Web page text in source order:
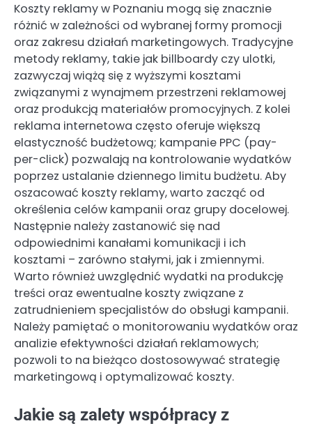
Koszty reklamy w Poznaniu mogą się znacznie
różnić w zależności od wybranej formy promocji
oraz zakresu działań marketingowych. Tradycyjne
metody reklamy, takie jak billboardy czy ulotki,
zazwyczaj wiążą się z wyższymi kosztami
związanymi z wynajmem przestrzeni reklamowej
oraz produkcją materiałów promocyjnych. Z kolei
reklama internetowa często oferuje większą
elastyczność budżetową; kampanie PPC (pay-
per-click) pozwalają na kontrolowanie wydatków
poprzez ustalanie dziennego limitu budżetu. Aby
oszacować koszty reklamy, warto zacząć od
określenia celów kampanii oraz grupy docelowej.
Następnie należy zastanowić się nad
odpowiednimi kanałami komunikacji i ich
kosztami – zarówno stałymi, jak i zmiennymi.
Warto również uwzględnić wydatki na produkcję
treści oraz ewentualne koszty związane z
zatrudnieniem specjalistów do obsługi kampanii.
Należy pamiętać o monitorowaniu wydatków oraz
analizie efektywności działań reklamowych;
pozwoli to na bieżąco dostosowywać strategię
marketingową i optymalizować koszty.
Jakie są zalety współpracy z